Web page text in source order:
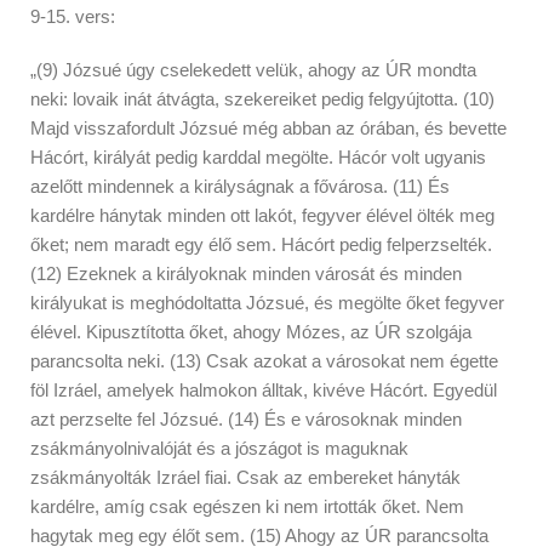
9-15. vers:
„(9) Józsué úgy cselekedett velük, ahogy az ÚR mondta
neki: lovaik inát átvágta, szekereiket pedig felgyújtotta. (10)
Majd visszafordult Józsué még abban az órában, és bevette
Hácórt, királyát pedig karddal megölte. Hácór volt ugyanis
azelőtt mindennek a királyságnak a fővárosa. (11) És
kardélre hánytak minden ott lakót, fegyver élével ölték meg
őket; nem maradt egy élő sem. Hácórt pedig felperzselték.
(12) Ezeknek a királyoknak minden városát és minden
királyukat is meghódoltatta Józsué, és megölte őket fegyver
élével. Kipusztította őket, ahogy Mózes, az ÚR szolgája
parancsolta neki. (13) Csak azokat a városokat nem égette
föl Izráel, amelyek halmokon álltak, kivéve Hácórt. Egyedül
azt perzselte fel Józsué. (14) És e városoknak minden
zsákmányolnivalóját és a jószágot is maguknak
zsákmányolták Izráel fiai. Csak az embereket hányták
kardélre, amíg csak egészen ki nem irtották őket. Nem
hagytak meg egy élőt sem. (15) Ahogy az ÚR parancsolta